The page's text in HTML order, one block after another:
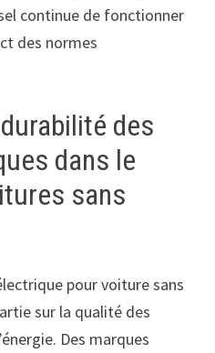
continue de fonctionner
des normes
des
dans le
sans
pour voiture sans
sur la qualité des
Des marques